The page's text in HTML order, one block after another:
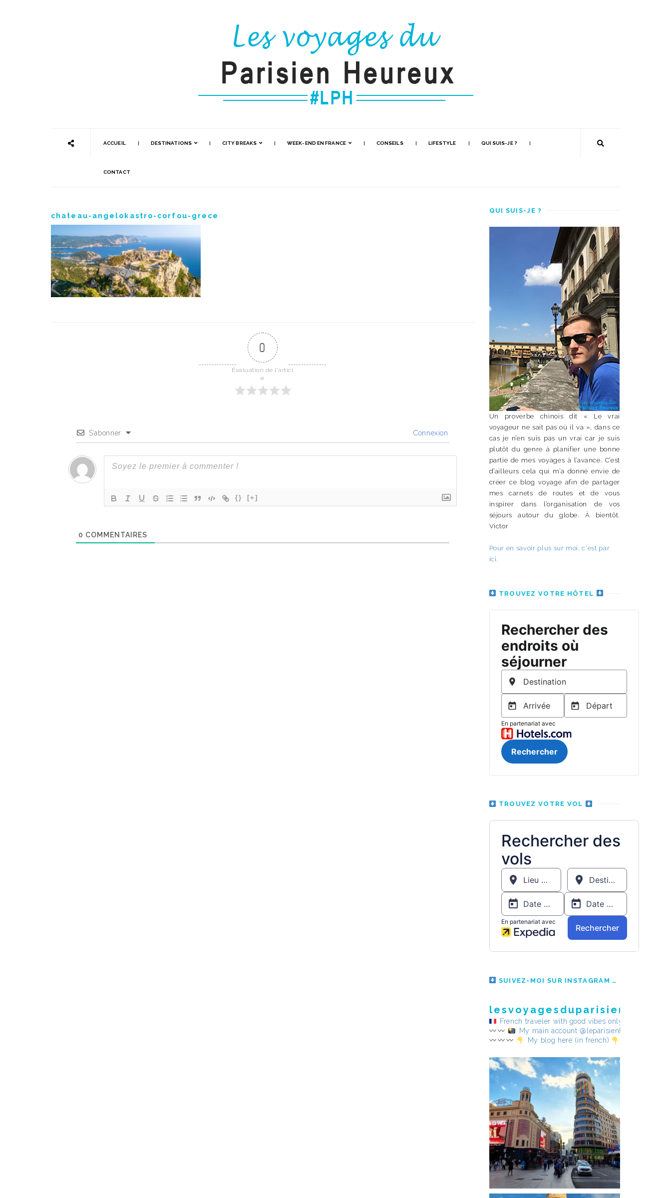
ACCUEIL DESTINATIONS CITY BREAKS WEEK-END EN FRANCE CONSEILS LIFESTYLE QUI SUIS-JE ?
CONTACT
chateau-angelokastro-corfou-grece
0
Évaluation de l'articl
e
S’abonner Connexion
{} [+]
0 COMMENTAIRES
QUI SUIS-JE ?
Un proverbe chinois dit « Le vrai
voyageur ne sait pas où il va », dans ce
cas je n’en suis pas un vrai car je suis
plutôt du genre à planifier une bonne
partie de mes voyages à l’avance. C’est
d’ailleurs cela qui m’a donné envie de
créer ce blog voyage afin de partager
mes carnets de routes et de vous
inspirer dans l’organisation de vos
séjours autour du globe. À bientôt.
Victor
Pour en savoir plus sur moi, c'est par
ici.
TROUVEZ VOTRE HÔTEL
TROUVEZ VOTRE VOL
SUIVEZ-MOI SUR INSTAGRAM
French traveler with good vibes only
My main account @leparisienheureux
My blog here (in french)